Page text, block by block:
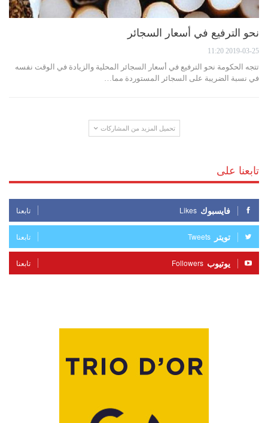
نحو الترفيع في أسعار السجائر
2019-03-25 11:20
تتجه الحكومة نحو الترفيع في أسعار السجائر المحلية والزيادة في الوقت نفسه
في نسبة الضريبة على السجائر المستوردة مما…
تحميل المزيد من المشاركات
تابعنا على
فايسبوك Likes تابعنا
تويتر Tweets تابعنا
يوتيوب Followers تابعنا